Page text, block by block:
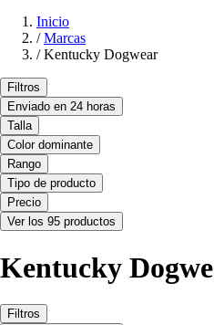
Inicio
/ Marcas
/ Kentucky Dogwear
Filtros
Enviado en 24 horas
Talla
Color dominante
Rango
Tipo de producto
Precio
Ver los 95 productos
Kentucky
Filtros